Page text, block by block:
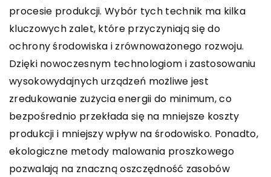
procesie produkcji. Wybór tych technik ma kilka
kluczowych zalet, które przyczyniają się do
ochrony środowiska i zrównoważonego rozwoju.
Dzięki nowoczesnym technologiom i zastosowaniu
wysokowydajnych urządzeń możliwe jest
zredukowanie zużycia energii do minimum, co
bezpośrednio przekłada się na mniejsze koszty
produkcji i mniejszy wpływ na środowisko. Ponadto,
ekologiczne metody malowania proszkowego
pozwalają na znaczną oszczędność zasobów